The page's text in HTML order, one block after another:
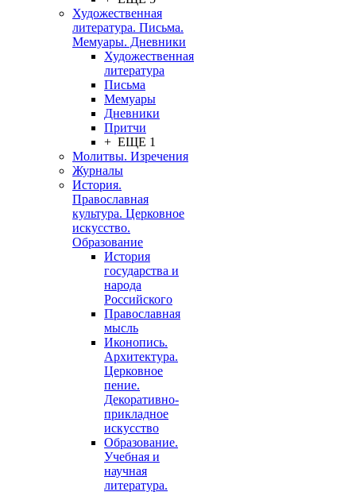
Художественная
литература. Письма.
Мемуары. Дневники
Художественная
литература
Письма
Мемуары
Дневники
Притчи
+ ЕЩЕ 1
Молитвы. Изречения
Журналы
История.
Православная
культура. Церковное
искусство.
Образование
История
государства и
народа
Российского
Православная
мысль
Иконопись.
Архитектура.
Церковное
пение.
Декоративно-
прикладное
искусство
Образование.
Учебная и
научная
литература.